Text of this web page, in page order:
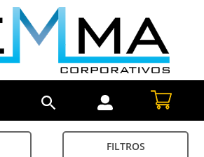
FILTROS